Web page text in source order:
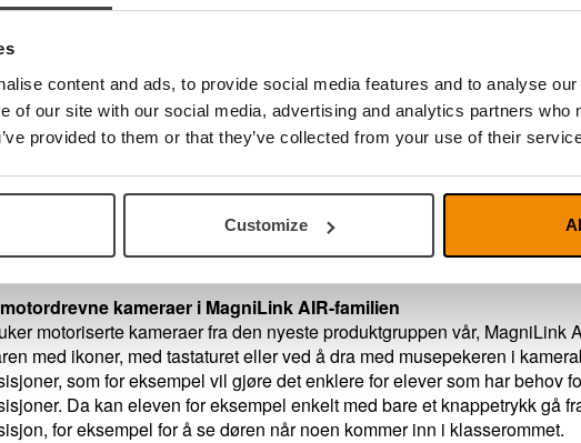
content and ads, to provide social media features and to analyse
of our site with our social media, advertising and analytics partners who
provided to them or that they’ve collected from your use of their
Customize
noteringsverktøyet gir deg muligheten til å tegne, skrive, forstørre og
og det finnes flere forskjellige funksjoner for å sette inn tekst,
i forskjellig farge og størrelse. Du kan også lagre og åpne bildet du
til å markere i tekster, eller fylle ut skjemaer eller prøver, som
kan vise bilder fra flere tilkoblede MagniLink-
flere kamerabilder samtidig ved å dele skjermen på forskjellige måter,
og et fra et lesekamera. Dette kan for eksempel være veldig
hva læreren gjør foran tavlen, samtidig som de (via
kameraer i MagniLink AIR-familien
motoriserte kameraer fra den nyeste produktgruppen vår, MagniLink
med ikoner, med tastaturet eller ved å dra med musepekeren i
som for eksempel vil gjøre det enklere for elever som har behov
Da kan eleven for eksempel enkelt med bare et knappetrykk gå
for eksempel for å se døren når noen kommer inn i klasserommet.